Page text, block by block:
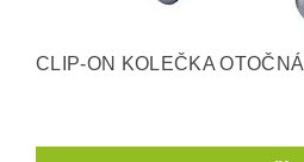
CLIP-ON KOLEČKA OTOČNÁ